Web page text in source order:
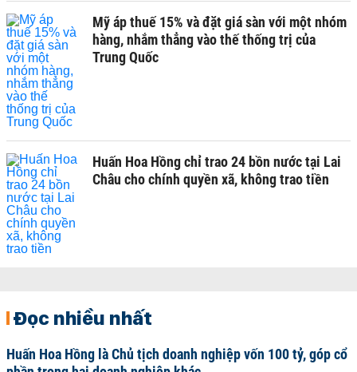
Mỹ áp thuế 15% và đặt giá sàn với một nhóm
hàng, nhắm thẳng vào thế thống trị của
Trung Quốc
Huấn Hoa Hồng chỉ trao 24 bồn nước tại Lai
Châu cho chính quyền xã, không trao tiền
Đọc nhiều nhất
Huấn Hoa Hồng là Chủ tịch doanh nghiệp vốn 100 tỷ, góp cổ